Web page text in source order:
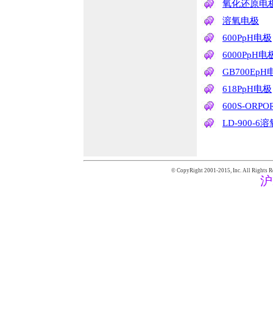
氧化还原电
溶氧电极
600PpH电极
6000PpH电
GB700EpH
618PpH电极
600S-
LD-900-6溶
© CopyRight 2001-2015, Inc. All Rights